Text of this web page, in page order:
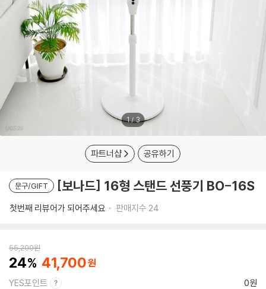
1/3
파트너샵 공유하기
문구/GIFT [보나드] 16형 스탠드 선풍기 BO-16S
첫번째 리뷰어가 되어주세요 판매지수 24
55,200원
24 41,700
YES포인트 0원